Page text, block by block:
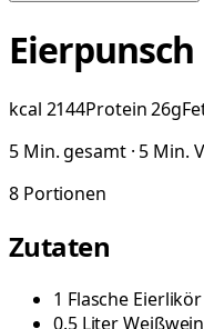
Eierpunsch
kcal 2144Protein26g
5 Min. gesamt · 5 Min.
8 Portionen
Zutaten
1 Flasche Eierlikör
0.5 LiterWeißwein